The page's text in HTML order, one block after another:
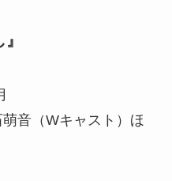
萌音（Wキャスト）ほ